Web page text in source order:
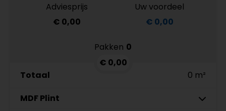
Adviesprijs
€ 0,00
Uw voordeel
€ 0,00
Pakken 0
€ 0,00
Totaal
0 m²
MDF Plint